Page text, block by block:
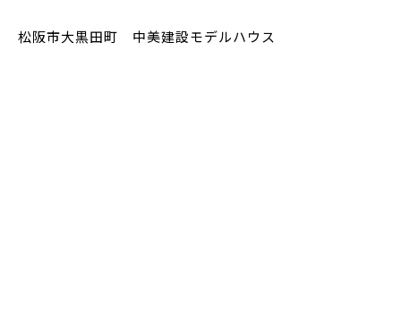
松阪市大黒田町 中美建設モデルハウス